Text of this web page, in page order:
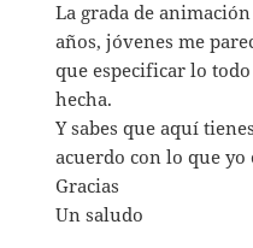
La grada de
años, jóvenes me
que especificar lo
hecha.
Y sabes que aquí
acuerdo con lo que
Gracias
Un saludo